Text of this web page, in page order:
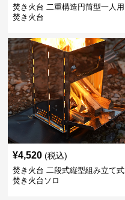
焚き火台 二重構造円筒型一人用
焚き火台
¥4,520 (税込)
焚き火台 二段式縦型組み立て式
焚き火台ソロ